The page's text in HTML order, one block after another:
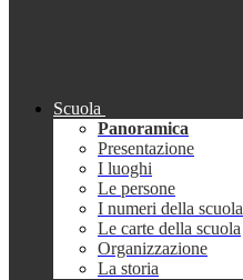
Scuola
Panoramica
Presentazione
I luoghi
Le persone
I numeri della scuola
Le carte della scuola
Organizzazione
La storia